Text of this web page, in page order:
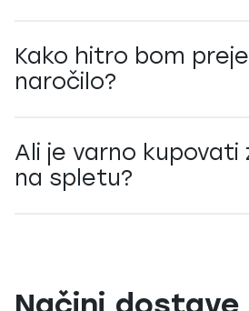
Kako hitro bom
naročilo?
Ali je varno kupovati
na spletu?